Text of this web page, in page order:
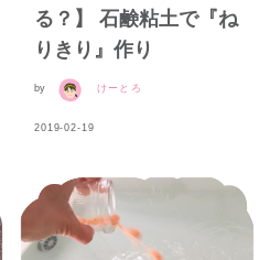
る？】 石鹸粘土で『ね
りきり』作り
by けーとろ
2019-02-19